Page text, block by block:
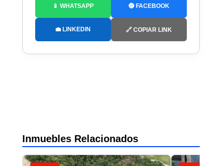
📱 WHATSAPP 🔵 FACEBOOK
💼 LINKEDIN 🔗 COPIAR LINK
Inmuebles Relacionados